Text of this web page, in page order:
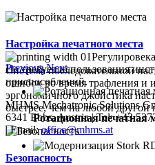
Настройка печатного места
Система последовательной
ошибок во время трафления и
эргономичного джойстика
быстрее, чем на любой другой
Безопасность
Previous Next
Ротационная печатная
Не требует использования
приспособлений.
MHMS Mechatronic Solutions
6341 Ebbs, Austria | Tel: +43
| Email:office@mhms.at